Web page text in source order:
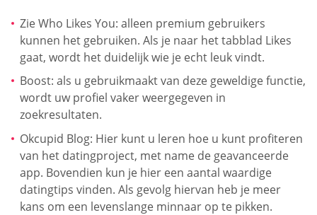
Zie Who Likes You: alleen premium gebruikers
kunnen het gebruiken. Als je naar het tabblad Likes
gaat, wordt het duidelijk wie je echt leuk vindt.
Boost: als u gebruikmaakt van deze geweldige functie,
wordt uw profiel vaker weergegeven in
zoekresultaten.
Okcupid Blog: Hier kunt u leren hoe u kunt profiteren
van het datingproject, met name de geavanceerde
app. Bovendien kun je hier een aantal waardige
datingtips vinden. Als gevolg hiervan heb je meer
kans om een levenslange minnaar op te pikken.